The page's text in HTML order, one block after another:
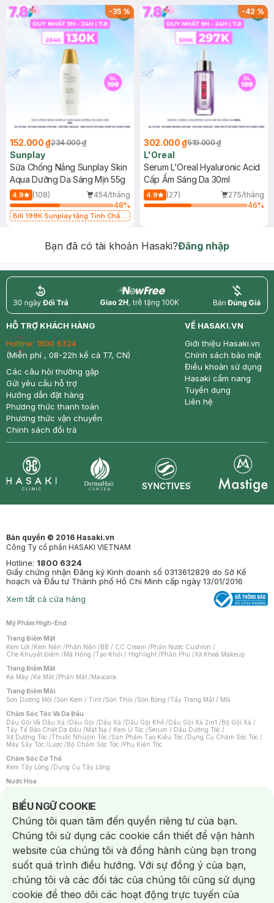
-35%
152.000 ₫234.000 ₫
Sunplay
Sữa Chống Nắng Sunplay Skin
Aqua Dưỡng Da Sáng Mịn 55g
4.9 (108)
454/tháng
48%
Bill 199K Sunplay tặng Tinh Chất
-42%
302.000 ₫519.000 ₫
L'Oreal
Serum L'Oreal Hyaluronic Acid
Cấp Ẩm Sáng Da 30ml
4.9 (27)
275/tháng
46%
Bạn đã có tài khoản Hasaki?Đăng nhập
return nowfree price
HỖ TRỢ KHÁCH HÀNG
Hotline: 1800 6324
(Miễn phí , 08-22h kể cả T7, CN)
Các câu hỏi thường gặp
Gửi yêu cầu hỗ trợ
Hướng dẫn đặt hàng
Phương thức thanh toán
Phương thức vận chuyển
Chính sách đổi trả
VỀ HASAKI.VN
Giới thiệu Hasaki.vn
Chính sách bảo mật
Điều khoản sử dụng
Hasaki cẩm nang
Tuyển dụng
Liên hệ
Bản quyền © 2016 Hasaki.vn
Công Ty cổ phần HASAKI VIETNAM
Hotline: 1800 6324
Giấy chứng nhận Đăng ký Kinh doanh số 0313612829 do Sở Kế
hoạch và Đầu tư Thành phố Hồ Chí Minh cấp ngày 13/01/2016
Xem tất cả cửa hàng
Mỹ Phẩm High-End
Trang Điểm Mặt
Kem Lót /Kem Nền /Phấn Nền /BB / CC Cream /Phấn Nước Cushion /
Che Khuyết Điểm /Má Hồng /Tạo Khối / Highlight /Phấn Phủ /Xịt Khoá Makeup
Trang Điểm Mắt
Kẻ Mày /Kẻ Mắt /Phấn Mắt /Mascara
Trang Điểm Môi
Son Dưỡng Môi /Son Kem / Tint /Son Thỏi /Son Bóng /Tẩy Trang Mắt / Môi
Chăm Sóc Tóc Và Da Đầu
Dầu Gội Và Dầu Xả /Dầu Gội /Dầu Xả /Dầu Gội Khô /Dầu Gội Xả 2in1 /Bộ Gội Xả /
Tẩy Tế Bào Chết Da Đầu /Mặt Nạ / Kem Ủ Tóc /Serum / Dầu Dưỡng Tóc /
Xịt Dưỡng Tóc /Thuốc Nhuộm Tóc /Sản Phẩm Tạo Kiểu Tóc /Dụng Cụ Chăm Sóc Tóc /
Máy Sấy Tóc /Lược /Bộ Chăm Sóc Tóc /Phụ Kiện Tóc
Chăm Sóc Cơ Thể
Kem Tẩy Lông /Dụng Cụ Tẩy Lông
Nước Hoa
Nước Hoa Nữ
Chăm Sóc Cá Nhân
Chống Muỗi /Khẩu Trang /Máy Massage/Mặt Nạ Xông Hơi /Nước Rửa Tay/
Sản Phẩm Chăm Sóc Khác /Bàn Chải Đánh Răng /Bàn Chải Điện/
Hỗ Trợ Trắng Răng/Kem Đánh Răng /Máy Tăm Nước/ Nước Súc Miệng/
Tăm / Chỉ Nha Khoa/ Xịt Thơm Miệng / Dung Dịch Vệ Sinh/Dưỡng Vùng Kín/
Khăn Ướt Vệ Sinh Vùng Kín/Băng Vệ Sinh/Tampon/Bọt Cạo Râu /Dao Cạo Râu/
Máy Cạo Râu
Vấn Đề Về Da
Da Dầu / Lỗ Chân Lông To/ Da Khô / Mất Nước/ Da Lão Hóa/ Da Mụn/
Da Nhạy Cảm / Kích Ứng
Da Xỉn Màu Thâm / Nám / Tàn Nhang
Quầng Thâm & Bọng Mắt /Sẹo /Viêm Da Cơ Địa
BIỂU NGỮ COOKIE
Notice about cookies usage
Chúng tôi quan tâm đến quyền riêng tư của bạn.
Chúng tôi sử dụng các cookie cần thiết để vận hành
website của chúng tôi và đồng hành cùng bạn trong
suốt quá trình điều hướng. Với sự đồng ý của bạn,
chúng tôi và các đối tác của chúng tôi cũng sử dụng
cookie để theo dõi các hoạt động trực tuyến của